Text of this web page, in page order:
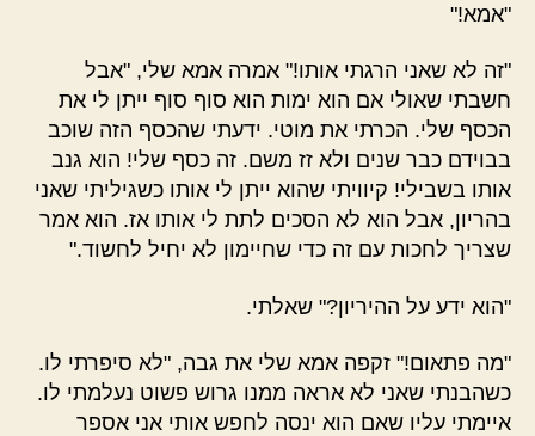
"אמא!"
"זה לא שאני הרגתי אותו!" אמרה אמא שלי, "אבל
חשבתי שאולי אם הוא ימות הוא סוף סוף ייתן לי את
הכסף שלי. הכרתי את מוטי. ידעתי שהכסף הזה שוכב
בבוידם כבר שנים ולא זז משם. זה כסף שלי! הוא גנב
אותו בשבילי! קיוויתי שהוא ייתן לי אותו כשגיליתי שאני
בהריון, אבל הוא לא הסכים לתת לי אותו אז. הוא אמר
שצריך לחכות עם זה כדי שחיימון לא יחיל לחשוד."
"הוא ידע על ההיריון?" שאלתי.
"מה פתאום!" זקפה אמא שלי את גבה, "לא סיפרתי לו.
כשהבנתי שאני לא אראה ממנו גרוש פשוט נעלמתי לו.
איימתי עליו שאם הוא ינסה לחפש אותי אני אספר